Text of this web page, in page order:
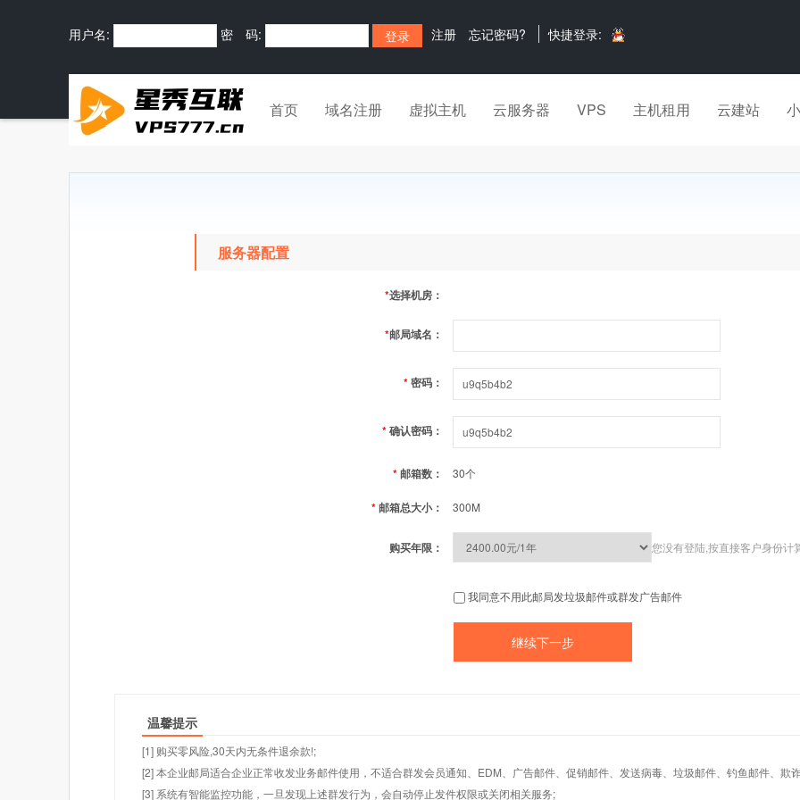
用户名: 密 码: 注册 忘记密码? 快捷登录:
首页 域名注册 虚拟主机 云服务器 VPS 主机租用 云建站
服务器配置
*选择机房：
*邮局域名：
*密码：
*确认密码：
*邮箱数： 30个
*邮箱总大小： 300M
购买年限： 您没有登陆,按直接客户身份计
我同意不用此邮局发垃圾邮件或群发广告邮件
温馨提示
[1] 购买零风险,30天内无条件退余款!;
[2] 本企业邮局适合企业正常收发业务邮件使用，不适合群发会员通知、EDM、广告邮件、促销邮件、发送病毒、垃圾邮件、钓鱼邮件、欺
[3] 系统有智能监控功能，一旦发现上述群发行为，会自动停止发件权限或关闭相关服务;